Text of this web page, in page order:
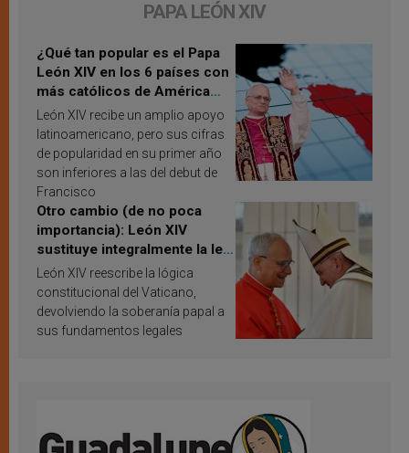
PAPA LEÓN XIV
¿Qué tan popular es el Papa
León XIV en los 6 países con
más católicos de América
Latina en 2026? Publican
resultados de investigación
León XIV recibe un amplio apoyo
latinoamericano, pero sus cifras
de popularidad en su primer año
son inferiores a las del debut de
Francisco
Otro cambio (de no poca
importancia): León XIV
sustituye integralmente la ley
vaticana de Papa Francisco
León XIV reescribe la lógica
constitucional del Vaticano,
devolviendo la soberanía papal a
sus fundamentos legales